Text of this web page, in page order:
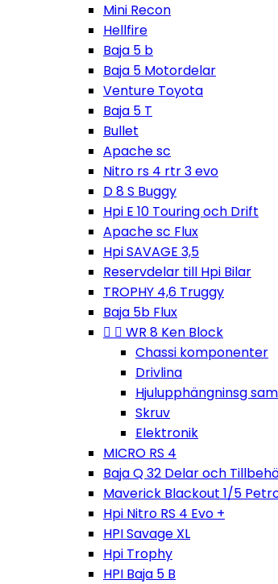
Mini Recon
Hellfire
Baja 5 b
Baja 5 Motordelar
Venture Toyota
Baja 5 T
Bullet
Apache sc
Nitro rs 4 rtr 3 evo
D 8 S Buggy
Hpi E 10 Touring och Drift
Apache sc Flux
Hpi SAVAGE 3,5
Reservdelar till Hpi Bilar
TROPHY 4,6 Truggy
Baja 5b Flux
  WR 8 Ken Block
Chassi komponenter
Drivlina
Hjulupphängninsg
Skruv
Elektronik
MICRO RS 4
Baja Q 32 Delar och
Maverick Blackout 1/5
Hpi Nitro RS 4 Evo +
HPI Savage XL
Hpi Trophy
HPI Baja 5 B